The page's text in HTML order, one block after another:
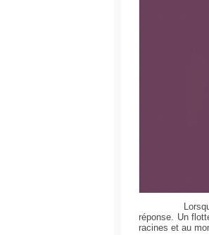
réponse. Un
racines et au